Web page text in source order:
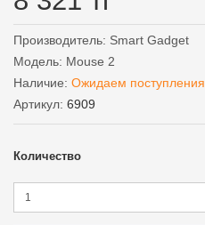
Производитель: Smart Gadget
Модель: Mouse 2
Наличие: Ожидаем поступления
Артикул: 6909
Количество